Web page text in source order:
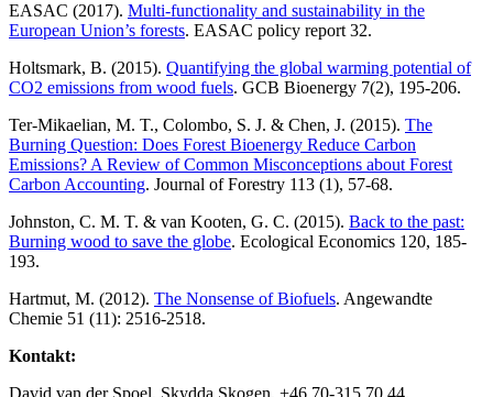
EASAC (2017). Multi-functionality and sustainability in the
European Union’s forests. EASAC policy report 32.
Holtsmark, B. (2015). Quantifying the global warming potential of
CO2 emissions from wood fuels. GCB Bioenergy 7(2), 195-206.
Ter-Mikaelian, M. T., Colombo, S. J. & Chen, J. (2015). The
Burning Question: Does Forest Bioenergy Reduce Carbon
Emissions? A Review of Common Misconceptions about Forest
Carbon Accounting. Journal of Forestry 113 (1), 57-68.
Johnston, C. M. T. & van Kooten, G. C. (2015). Back to the past:
Burning wood to save the globe. Ecological Economics 120, 185-
193.
Hartmut, M. (2012). The Nonsense of Biofuels. Angewandte
Chemie 51 (11): 2516-2518.
Kontakt: